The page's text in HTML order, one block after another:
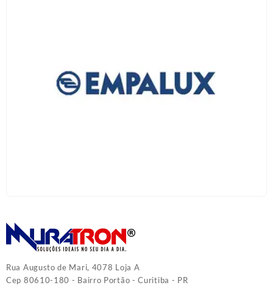
Rua Augusto de Mari, 4078 Loja A
Cep 80610-180 - Bairro Portão - Curitiba - PR